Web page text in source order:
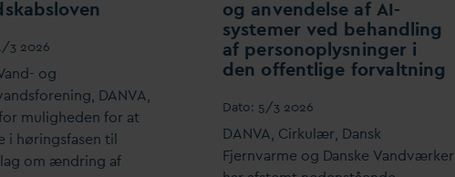
3 2026
and- og
andsforening, DANVA,
muligheden for at
i høringsfasen til
om ændring af
og anvendelse af AI-
systemer ved behandling
af personoplysninger i
den offentlige forvaltning
Dato: 5/3 2026
DANVA, Cirkulær, Dansk
Fjernvarme og Danske Vandværker